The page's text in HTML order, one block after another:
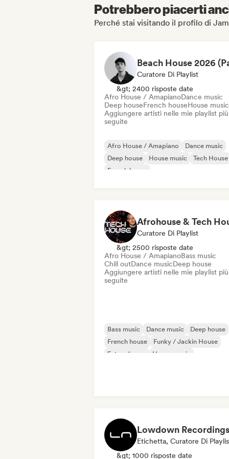
Potrebbero piacerti
Perché stai visitando il profilo di
Curatore Di Playlist
&gt; 2400 risposte date
Afro House / AmapianoDance music
Deep houseFrench houseHouse music
Aggiungere artisti nelle mie playlist più
seguite
Afro House / Amapiano
Dance music
Deep house
House music
Tech House
French house
Afrohouse & Tech
Curatore Di Playlist
&gt; 2500 risposte date
Afro House / AmapianoBass music
Chill outDance musicDeep house
Aggiungere artisti nelle mie playlist più
seguite
Bass music Dance music
Deep house
French house
Funky / Jackin House
Future house
House music
Lowdown Recordings
Etichetta, Curatore Di
&gt; 1000 risposte date